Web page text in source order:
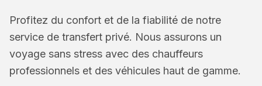
Profitez du confort et de la fiabilité de notre
service de transfert privé. Nous assurons un
voyage sans stress avec des chauffeurs
professionnels et des véhicules haut de gamme.